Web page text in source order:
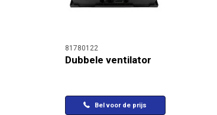
81780122
Dubbele ventilator
Bel voor de prijs